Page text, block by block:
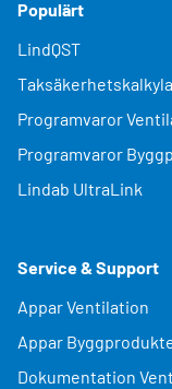
Populärt
LindQST
Programvaror
Programvaror
Lindab UltraLink
Service & Support
Appar Ventilation
Appar
Dokumentation